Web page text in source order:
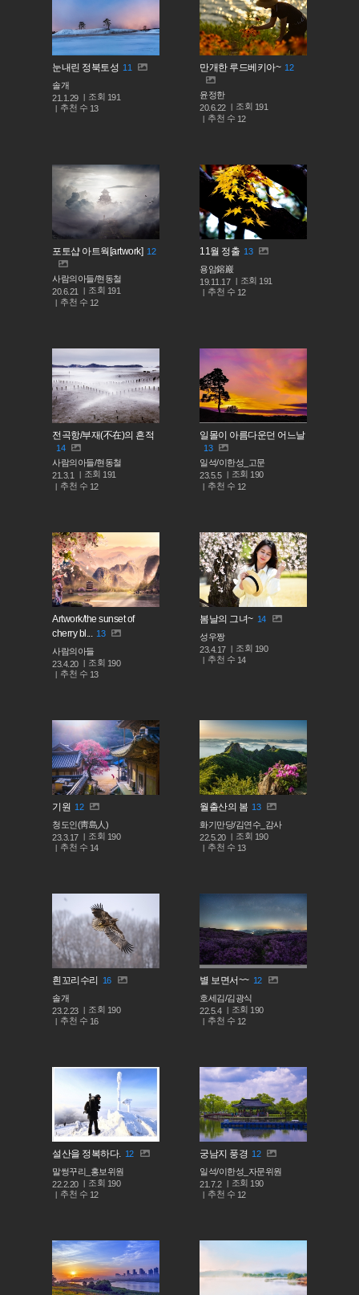
눈내린 정북토성 11
솔개
21.1.29
조회 191
추천 수 13
만개한 루드베키아~ 12
윤정한
20.6.22
조회 191
추천 수 12
포토샵 아트웍[artwork] 12
사람의아들/현동철
20.6.21
조회 191
추천 수 12
11월 정출 13
용암鎔巖
19.11.17
조회 191
추천 수 12
전곡항/부재(不在)의 흔적
14
사람의아들/현동철
21.3.1
조회 191
추천 수 12
일몰이 아름다운던 어느날
13
일석/이한성_고문
23.5.5
조회 190
추천 수 12
Artwork/the sunset of
cherry bl... 13
사람의아들
23.4.20
조회 190
추천 수 13
봄날의 그녀~ 14
성우짱
23.4.17
조회 190
추천 수 14
기원 12
청도인(靑島人)
23.3.17
조회 190
추천 수 14
월출산의 봄 13
화기만당/김연수_감사
22.5.20
조회 190
추천 수 13
흰꼬리수리
16
솔개
23.2.23
조회 190
추천 수 16
별 보면서~~ 12
호세김/김광식
22.5.4
조회 190
추천 수 12
설산을 정복하다. 12
말썽꾸리_홍보위원
22.2.20
조회 190
추천 수 12
궁남지 풍경 12
일석/이한성_자문위원
21.7.2
조회 190
추천 수 12